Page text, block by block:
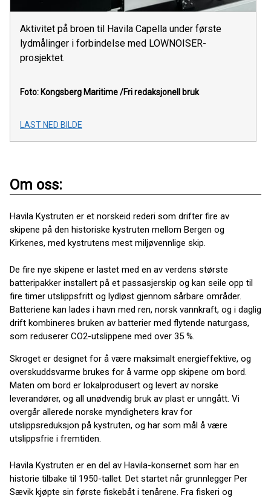
Aktivitet på broen til Havila Capella under første
lydmålinger i forbindelse med LOWNOISER-
prosjektet.
Foto: Kongsberg Maritime/Fri redaksjonell bruk
LAST NED BILDE
Om oss:
Havila Kystruten er et norskeid rederi som drifter fire av
skipene på den historiske kystruten mellom Bergen og
Kirkenes, med kystrutens mest miljøvennlige skip.
De fire nye skipene er lastet med en av verdens største
batteripakker installert på et passasjerskip og kan seile opp til
fire timer utslippsfritt og lydløst gjennom sårbare områder.
Batteriene kan lades i havn med ren, norsk vannkraft, og i daglig
drift kombineres bruken av batterier med flytende naturgass,
som reduserer CO2-utslippene med over 35 %.
Skroget er designet for å være maksimalt energieffektive, og
overskuddsvarme brukes for å varme opp skipene om bord.
Maten om bord er lokalprodusert og levert av norske
leverandører, og all unødvendig bruk av plast er unngått. Vi
overgår allerede norske myndigheters krav for
utslippsreduksjon på kystruten, og har som mål å være
utslippsfrie i fremtiden.
Havila Kystruten er en del av Havila-konsernet som har en
historie tilbake til 1950-tallet. Det startet når grunnlegger Per
Sævik kjøpte sin første fiskebåt i tenårene. Fra fiskeri og